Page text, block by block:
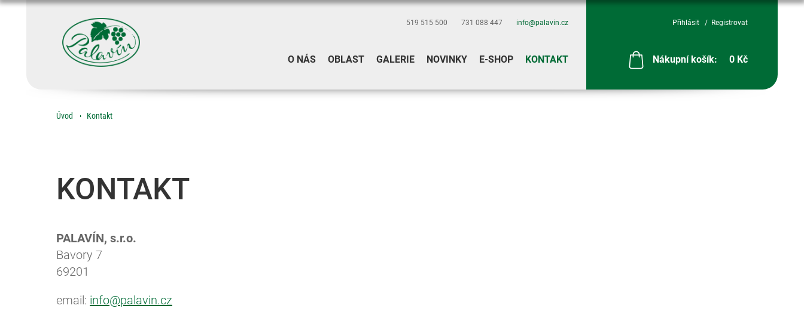
519 515 500 731 088 447 info@palavin.cz
O NÁS OBLAST GALERIE NOVINKY E-SHOP KONTAKT
Přihlásit Registrovat
Nákupní košík: 0 Kč
Úvod Kontakt
KONTAKT
PALAVÍN, s.r.o.
Bavory 7
69201
email: info@palavin.cz